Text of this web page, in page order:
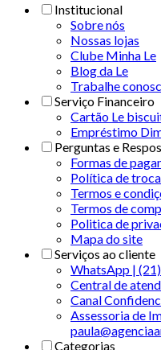
Institucional
Sobre nós
Nossas lojas
Clube Minha Le
Blog da Le
Trabalhe
Serviço Financeiro
Cartão Le
Empréstimo
Perguntas e
Formas de
Política de
Termos e
Termos de
Politica de
Mapa do site
Serviços ao cliente
WhatsApp |
Central de
Canal
Assessoria de
Categorias